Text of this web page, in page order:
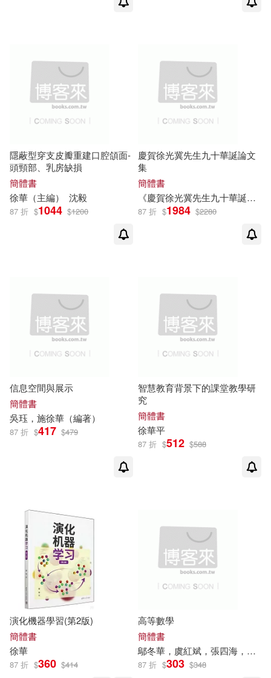
林文元(1)
樊前鋒(1)
沈海波、徐華龍、常博睿(1)
火田村洋太郎(1)
王洪燕(1)
王澤奇，徐華（主編）(1)
王金南，徐華清（主編）(1)
畑村洋太郎(1)
祁京生（主編）(1)
羅亮生，徐華濱（主編）(1)
羅文林，徐華（主編)(1)
胡興艷(1) 萬正色(1)
葛洪偉，姜代紅，羅海馳，徐華
機械工業出版社(1)
江蘇文藝出版社(1)
江西人民出版社(1)
浙江人民美術出版社(1)
湖北教育出版社(1)
湖北科學技術出版社(1)
福建教育出版社(1) 笛藤(1)
良品文化(1)
華夏出版社(1)
華東師範大學出版社(1)
萬卷出版公司(1)
西南財經大學出版社(1)
西泠印社出版社(1)
隱蔽型穿支皮瓣重建口腔頜面-
頭頸部、乳房缺損
簡體書
徐華 （主編） 沈毅
87 折 $1044 $1200
慶賀徐光冀先生九十華誕論文
集
簡體書
《慶賀徐光冀先生九十華誕論文集》編委會
87 折 $1984 $2280
信息空間與展示
簡體書
吳珏，施徐華 （編著）
87 折 $417 $479
智慧教育背景下的課堂教學研
究
簡體書
徐華平
87 折 $512 $588
演化機器學習(第2版)
簡體書
徐華
87 折 $360 $414
高等數學
簡體書
鄔冬華 ，虞紅斌，張四海，樓燁，
87 折 $303 $348